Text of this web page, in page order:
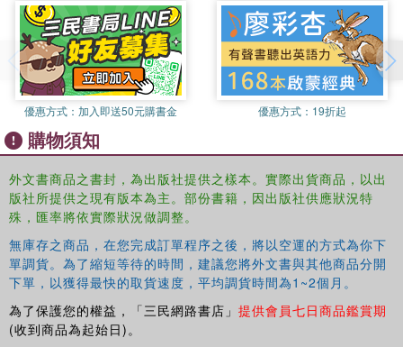
優惠方式： 加入即送50元購書金 優惠方式： 19折起
購物須知
外文書商品之書封，為出版社提供之樣本。實際出貨商品，以出
版社所提供之現有版本為主。部份書籍，因出版社供應狀況特
殊，匯率將依實際狀況做調整。
無庫存之商品，在您完成訂單程序之後，將以空運的方式為你下
單調貨。為了縮短等待的時間，建議您將外文書與其他商品分開
下單，以獲得最快的取貨速度，平均調貨時間為1~2個月。
為了保護您的權益，「三民網路書店」 提供會員七日商品鑑賞期
(收到商品為起始日)。